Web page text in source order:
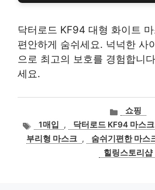
닥터로드 KF94 대형 화이트
편안하게 숨쉬세요. 넉넉한 사
으로 최고의 보호를 경험합니
세요.
카
테
고
리
쇼핑
태
그
1매입 , 닥터로드 KF94 마스크
부리형 마스크 , 숨쉬기편한 마스
힐링스토리샵